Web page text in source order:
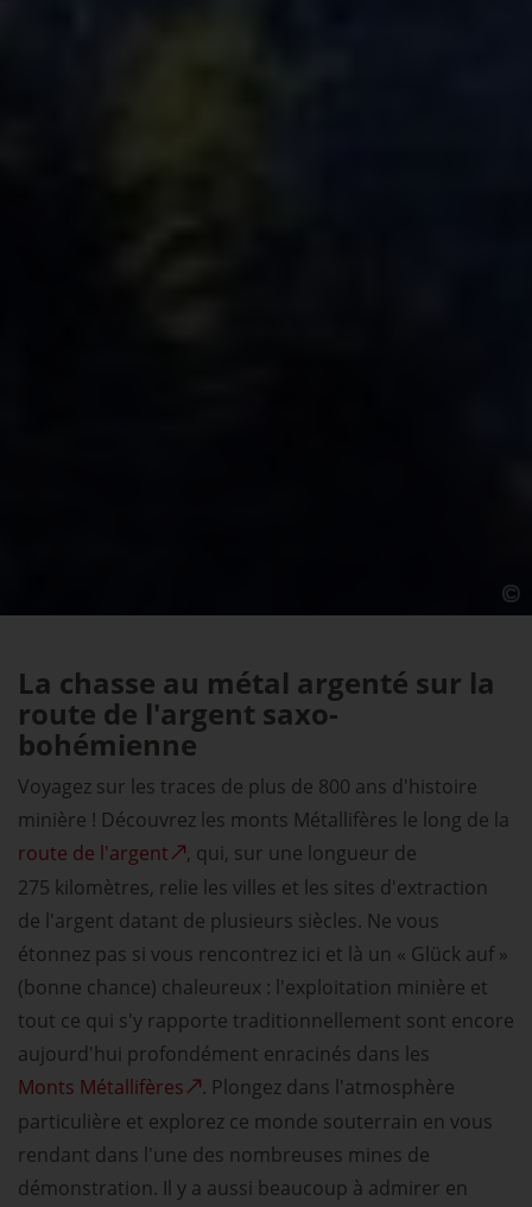
La chasse au métal argenté sur la
route de l'argent saxo-
bohémienne
Voyagez sur les traces de plus de 800 ans d'histoire
minière ! Découvrez les monts Métallifères le long de la
route de l'argent
, qui, sur une longueur de
275 kilomètres, relie les villes et les sites d'extraction
de l'argent datant de plusieurs siècles. Ne vous
étonnez pas si vous rencontrez ici et là un « Glück auf »
(bonne chance) chaleureux : l'exploitation minière et
tout ce qui s'y rapporte traditionnellement sont encore
aujourd'hui profondément enracinés dans les
Monts Métallifères
. Plongez dans l'atmosphère
particulière et explorez ce monde souterrain en vous
rendant dans l'une des nombreuses mines de
démonstration. Il y a aussi beaucoup à admirer en